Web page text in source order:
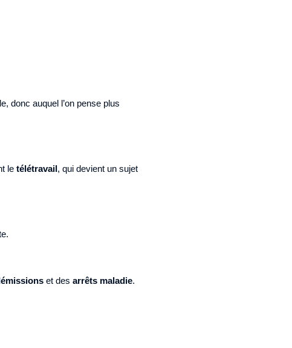
donc auquel l’on pense plus
le télétravail, qui devient un sujet
et des arrêts maladie.